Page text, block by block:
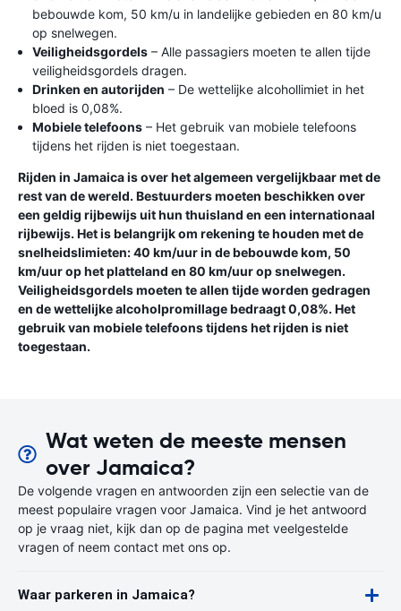
bebouwde kom, 50 km/u in landelijke gebieden en 80 km/u
op snelwegen.
Veiligheidsgordels – Alle passagiers moeten te allen tijde
veiligheidsgordels dragen.
Drinken en autorijden – De wettelijke alcohollimiet in het
bloed is 0,08%.
Mobiele telefoons – Het gebruik van mobiele telefoons
tijdens het rijden is niet toegestaan.
Rijden in Jamaica is over het algemeen vergelijkbaar met de
rest van de wereld. Bestuurders moeten beschikken over
een geldig rijbewijs uit hun thuisland en een internationaal
rijbewijs. Het is belangrijk om rekening te houden met de
snelheidslimieten: 40 km/uur in de bebouwde kom, 50
km/uur op het platteland en 80 km/uur op snelwegen.
Veiligheidsgordels moeten te allen tijde worden gedragen
en de wettelijke alcoholpromillage bedraagt ​​0,08%. Het
gebruik van mobiele telefoons tijdens het rijden is niet
toegestaan.
Wat weten de meeste mensen
over Jamaica?
De volgende vragen en antwoorden zijn een selectie van de
meest populaire vragen voor Jamaica. Vind je het antwoord
op je vraag niet, kijk dan op de pagina met veelgestelde
vragen of neem contact met ons op.
Waar parkeren in Jamaica?